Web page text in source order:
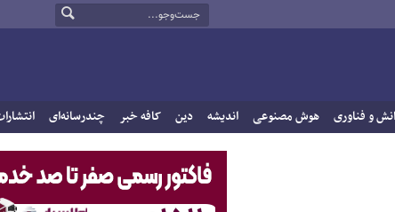
و فناوری هوش مصنوعی اندیشه دین کافه خبر چندرسانه‌ای